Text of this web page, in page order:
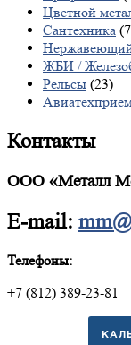
Цветной
Сантехника
Нержавеющий
ЖБИ /
Рельсы (23)
Контакты
ООО «Металл
E-mail:
Телефоны:
+7 (812) 389-23-81